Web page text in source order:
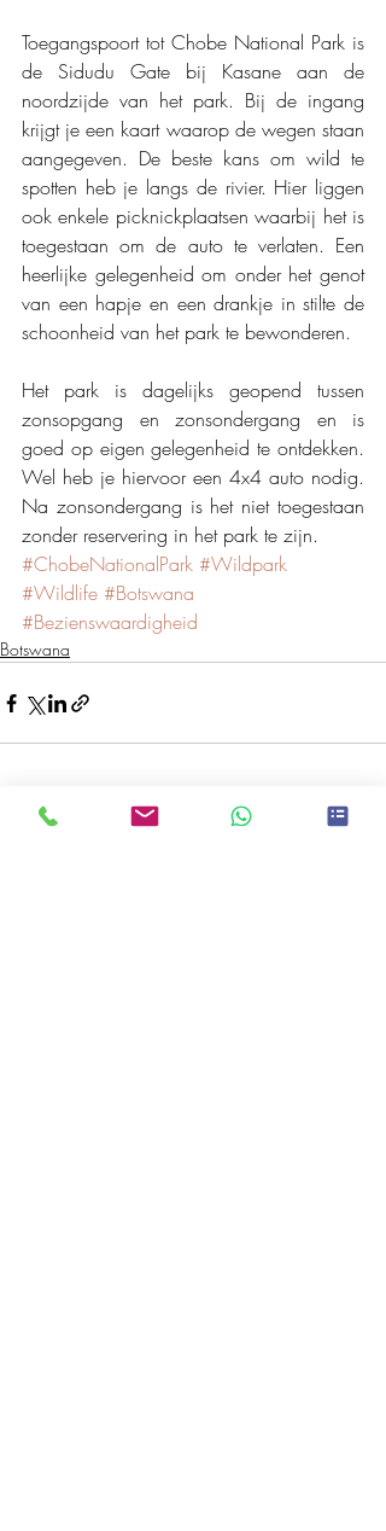
Toegangspoort tot Chobe National Park is
de Sidudu Gate bij Kasane aan de
noordzijde van het park. Bij de ingang
krijgt je een kaart waarop de wegen staan
aangegeven. De beste kans om wild te
spotten heb je langs de rivier. Hier liggen
ook enkele picknickplaatsen waarbij het is
toegestaan om de auto te verlaten. Een
heerlijke gelegenheid om onder het genot
van een hapje en een drankje in stilte de
schoonheid van het park te bewonderen.
Het park is dagelijks geopend tussen
zonsopgang en zonsondergang en is
goed op eigen gelegenheid te ontdekken.
Wel heb je hiervoor een 4x4 auto nodig.
Na zonsondergang is het niet toegestaan
zonder reservering in het park te zijn.
#ChobeNationalPark #Wildpark
#Wildlife #Botswana
#Bezienswaardigheid
Botswana
Recente blogposts Alles weergeven